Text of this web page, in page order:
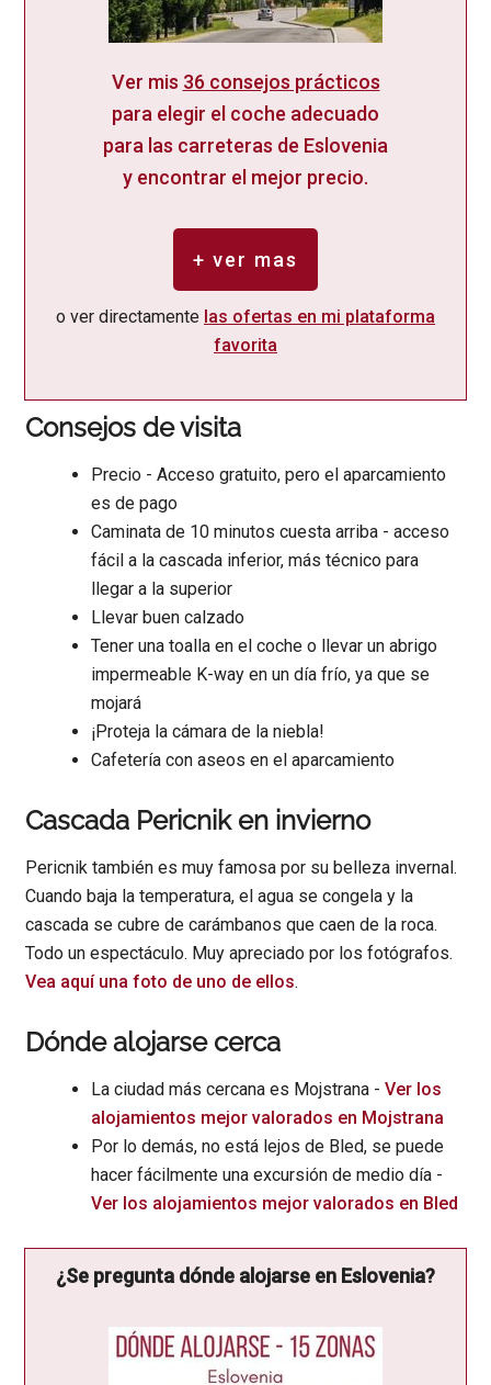
Ver mis 36 consejos prácticos
para elegir el coche adecuado
para las carreteras de Eslovenia
y encontrar el mejor precio.
+ ver mas
o ver directamente las ofertas en mi plataforma
favorita
Consejos de visita
Precio - Acceso gratuito, pero el aparcamiento
es de pago
Caminata de 10 minutos cuesta arriba - acceso
fácil a la cascada inferior, más técnico para
llegar a la superior
Llevar buen calzado
Tener una toalla en el coche o llevar un abrigo
impermeable K-way en un día frío, ya que se
mojará
¡Proteja la cámara de la niebla!
Cafetería con aseos en el aparcamiento
Cascada Pericnik en invierno
Pericnik también es muy famosa por su belleza invernal.
Cuando baja la temperatura, el agua se congela y la
cascada se cubre de carámbanos que caen de la roca.
Todo un espectáculo. Muy apreciado por los fotógrafos.
Vea aquí una foto de uno de ellos.
Dónde alojarse cerca
La ciudad más cercana es Mojstrana -Ver los
alojamientos mejor valorados en Mojstrana
Por lo demás, no está lejos de Bled, se puede
hacer fácilmente una excursión de medio día -
Ver los alojamientos mejor valorados en Bled
¿Se pregunta dónde alojarse en Eslovenia?